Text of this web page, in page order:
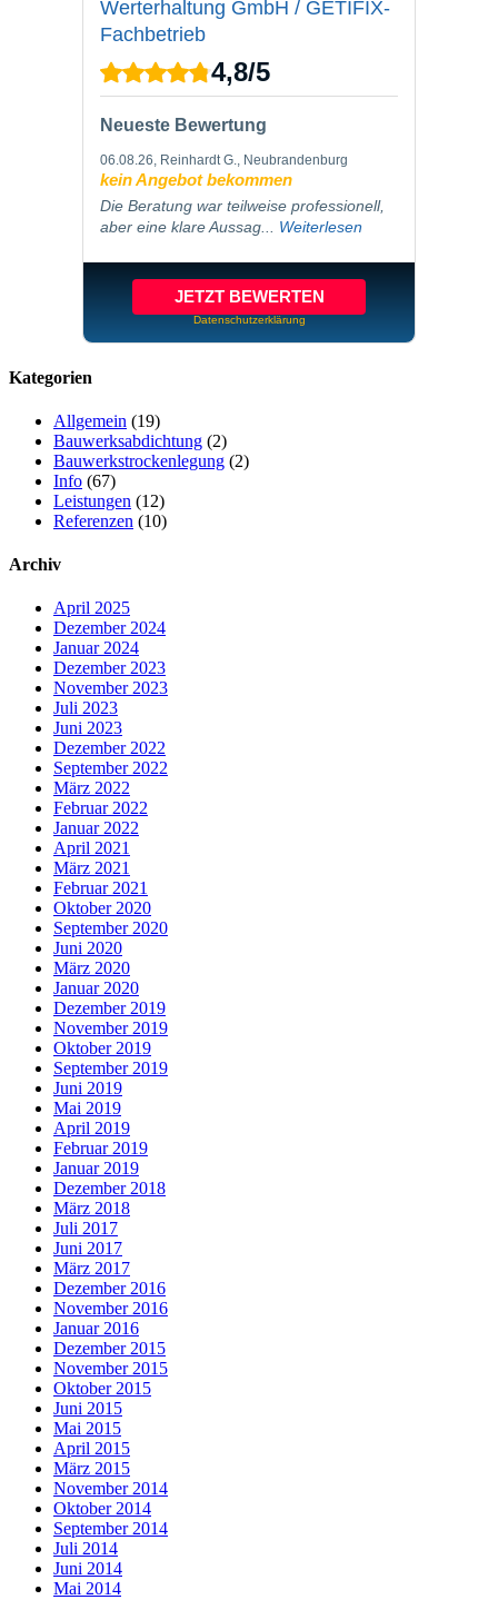
Werterhaltung GmbH / GETIFIX-
Fachbetrieb
4,8/5
Neueste Bewertung
06.08.26, Reinhardt G., Neubrandenburg
kein Angebot bekommen
Die Beratung war teilweise professionell,
aber eine klare Aussag... Weiterlesen
JETZT BEWERTEN
Datenschutzerklärung
Kategorien
Allgemein (19)
Bauwerksabdichtung (2)
Bauwerkstrockenlegung (2)
Info (67)
Leistungen (12)
Referenzen (10)
Archiv
April 2025
Dezember 2024
Januar 2024
Dezember 2023
November 2023
Juli 2023
Juni 2023
Dezember 2022
September 2022
März 2022
Februar 2022
Januar 2022
April 2021
März 2021
Februar 2021
Oktober 2020
September 2020
Juni 2020
März 2020
Januar 2020
Dezember 2019
November 2019
Oktober 2019
September 2019
Juni 2019
Mai 2019
April 2019
Februar 2019
Januar 2019
Dezember 2018
März 2018
Juli 2017
Juni 2017
März 2017
Dezember 2016
November 2016
Januar 2016
Dezember 2015
November 2015
Oktober 2015
Juni 2015
Mai 2015
April 2015
März 2015
November 2014
Oktober 2014
September 2014
Juli 2014
Juni 2014
Mai 2014